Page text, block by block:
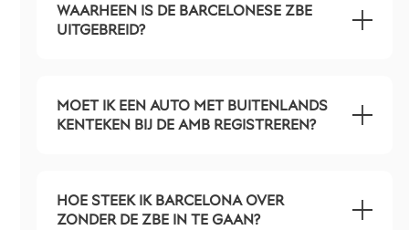
WAARHEEN IS DE BARCELONESE ZBE
UITGEBREID?
MOET IK EEN AUTO MET BUITENLANDS
KENTEKEN BIJ DE AMB REGISTREREN?
HOE STEEK IK BARCELONA OVER
ZONDER DE ZBE IN TE GAAN?